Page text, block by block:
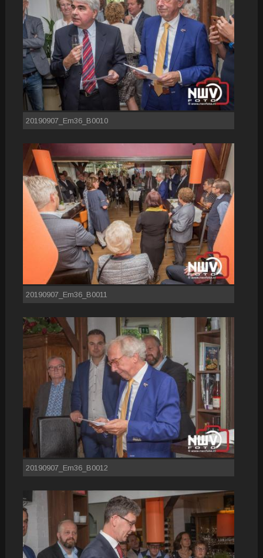
20190907_Em36_B0010
20190907_Em36_B0011
20190907_Em36_B0012